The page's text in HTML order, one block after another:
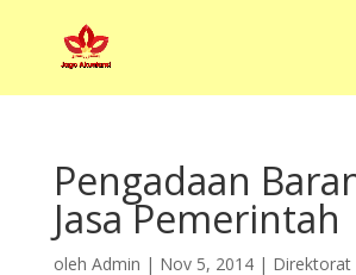
Pengadaan
Jasa Pemerintah
oleh Admin | Nov 5, 2014| Direktorat